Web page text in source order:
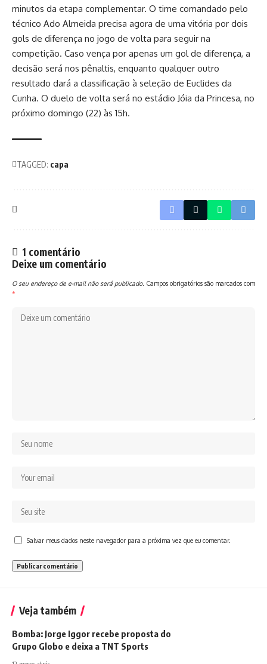
minutos da etapa complementar. O time comandado pelo
técnico Ado Almeida precisa agora de uma vitória por dois
gols de diferença no jogo de volta para seguir na
competição. Caso vença por apenas um gol de diferença, a
decisão será nos pênaltis, enquanto qualquer outro
resultado dará a classificação à seleção de Euclides da
Cunha. O duelo de volta será no estádio Jóia da Princesa, no
próximo domingo (22) às 15h.
TAGGED: capa
1 comentário
Deixe um comentário
O seu endereço de e-mail não será publicado. Campos obrigatórios são marcados com
*
Salvar meus dados neste navegador para a próxima vez que eu comentar.
Veja também
Bomba: Jorge Iggor recebe proposta do
Grupo Globo e deixa a TNT Sports